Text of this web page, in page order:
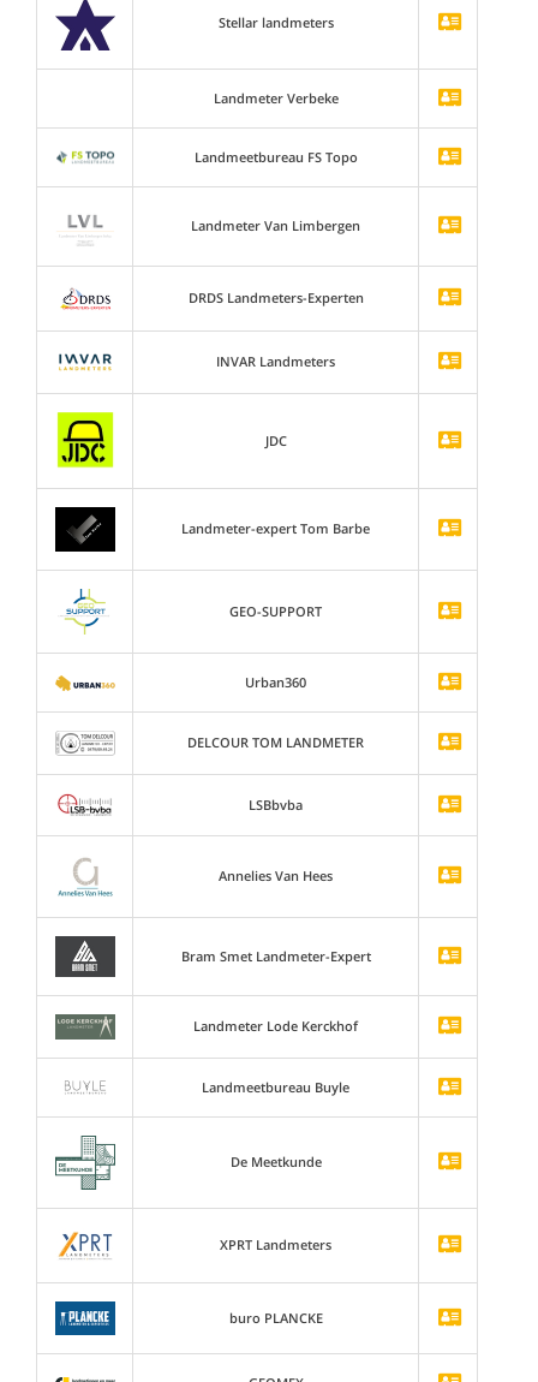
Stellar landmeters
Landmeter Verbeke
Landmeetbureau FS Topo
Landmeter Van Limbergen
DRDS Landmeters-Experten
INVAR Landmeters
JDC
Landmeter-expert Tom Barbe
GEO-SUPPORT
Urban360
DELCOUR TOM LANDMETER
LSBbvba
Annelies Van Hees
Bram Smet Landmeter-Expert
Landmeter Lode Kerckhof
Landmeetbureau Buyle
De Meetkunde
XPRT Landmeters
buro PLANCKE